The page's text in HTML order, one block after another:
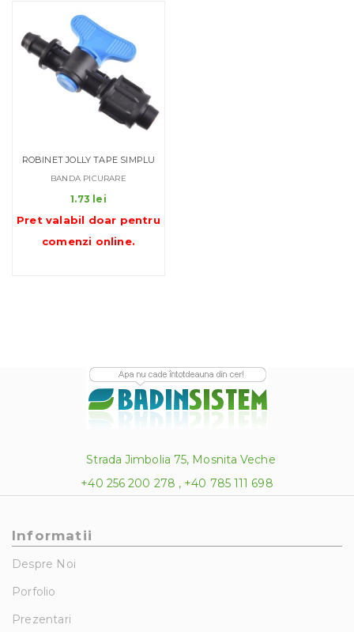
ROBINET JOLLY TAPE SIMPLU
BANDA PICURARE
1.73 lei
Pret valabil doar pentru
comenzi online.
Strada Jimbolia 75, Mosnita Veche
+40 256 200 278 , +40 785 111 698
Informatii
Despre Noi
Porfolio
Prezentari